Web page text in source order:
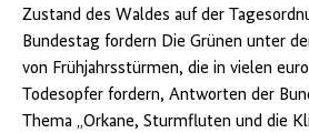
Zustand des Waldes auf der
Bundestag fordern Die Grünen unter
von Frühjahrsstürmen, die in vielen
Todesopfer fordern, Antworten der
Thema „Orkane, Sturmfluten und die